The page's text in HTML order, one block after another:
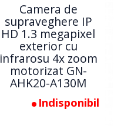
Camera de
supraveghere IP
HD 1.3 megapixel
exterior cu
infrarosu 4x zoom
motorizat GN-
AHK20-A130M
Indisponibil